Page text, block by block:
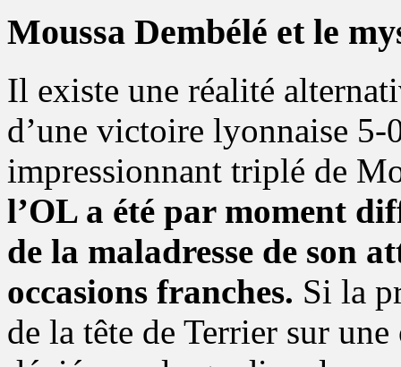
Moussa Dembélé et le
Il existe une réalité
d’une victoire lyonnaise 5-
impressionnant triplé de
l’OL a été par moment
de la maladresse de son
occasions franches. Si la
de la tête de Terrier sur